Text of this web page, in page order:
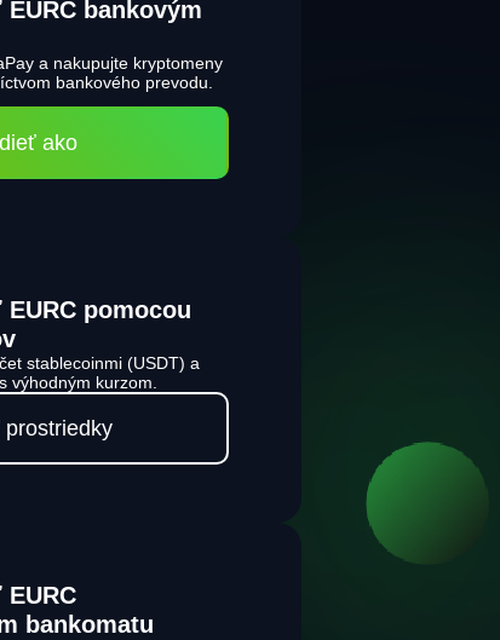
bankovým
a nakupujte kryptomeny
bankového prevodu.
ako
pomocou
stablecoinmi (USDT) a
výhodným kurzom.
bankomatu